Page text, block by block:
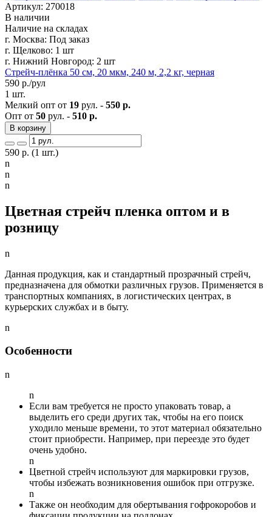
Артикул: 270018
В наличии
Наличие на складах
г. Москва: Под заказ
г. Щелково: 1 шт
г. Нижний Новгород: 2 шт
Стрейч-плёнка 50 см, 20 мкм, 240 м, 2,2 кг, черная
590 р./рул
1 шт.
Мелкий опт от 19 рул. - 550 р.
Опт от 50 рул. - 510 р.
В корзину
590 р. (1 шт.)
n
n
n
Цветная стрейч пленка оптом и в
розницу
n
Данная продукция, как и стандартный прозрачный стрейч,
предназначена для обмотки различных грузов. Применяется в
транспортных компаниях, в логистических центрах, в
курьерских службах и в быту.
n
Особенности
n
n
Если вам требуется не просто упаковать товар, а
выделить его среди других так, чтобы на его поиск
уходило меньше времени, то этот материал обязательно
стоит приобрести. Например, при переезде это будет
очень удобно.
n
Цветной стрейч используют для маркировки грузов,
чтобы избежать возникновения ошибок при отгрузке.
n
Также он необходим для обертывания гофрокоробов и